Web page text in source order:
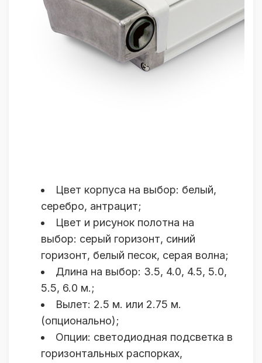
Цвет корпуса на выбор: белый,
серебро, антрацит;
Цвет и рисунок полотна на
выбор: серый горизонт, синий
горизонт, белый песок, серая волна;
Длина на выбор: 3.5, 4.0, 4.5, 5.0,
5.5, 6.0 м.;
Вылет: 2.5 м. или 2.75 м.
(опционально);
Опции: светодиодная подсветка в
горизонтальных распорках,